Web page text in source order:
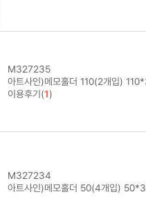
M327235
아트사인)메모홀더 110(2개입)
이용후기(1)
M327234
아트사인)메모홀더 50(4개입)